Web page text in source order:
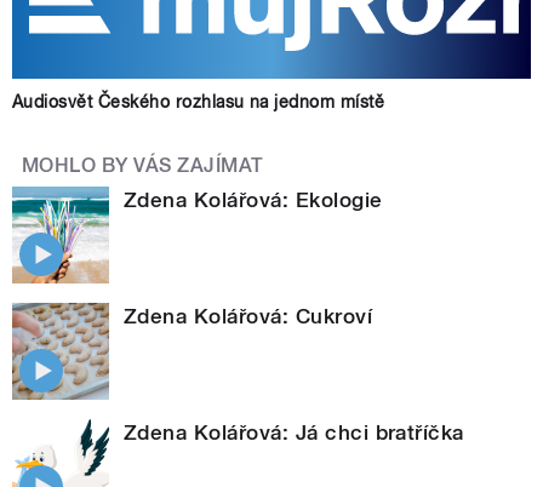
Audiosvět Českého rozhlasu na jednom místě
MOHLO BY VÁS ZAJÍMAT
Zdena Kolářová: Ekologie
Zdena Kolářová: Cukroví
Zdena Kolářová: Já chci bratříčka